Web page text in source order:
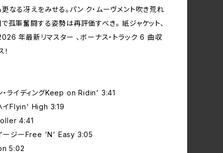
なる冴えをみせる。パン ク‧ムーヴメント吹き荒れ
孤軍奮闘する姿勢は再評価すべき。 紙ジャケット、
年最新リマスター 、ボーナス‧トラック 6 曲収
‧ライディングKeep on Ridin' 3:41
イFlyin' High 3:19
4:41
ージーFree 'N' Easy 3:05
5:02